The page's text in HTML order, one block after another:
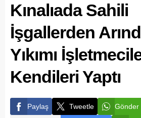
Kınalıada Sahili
İşgallerden
Yıkımı
Kendileri Yaptı
Paylaş Tweetle Gönder